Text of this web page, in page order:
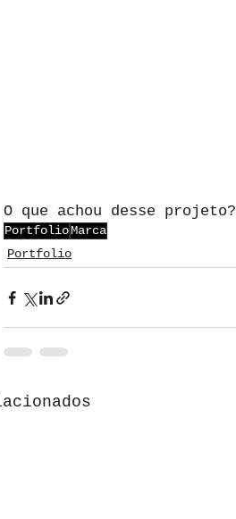
O que achou desse projeto?
PortfolioMarca
Portfolio